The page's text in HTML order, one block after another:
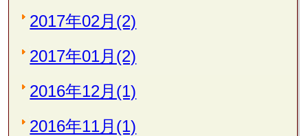
2017年02月(2)
2017年01月(2)
2016年12月(1)
2016年11月(1)